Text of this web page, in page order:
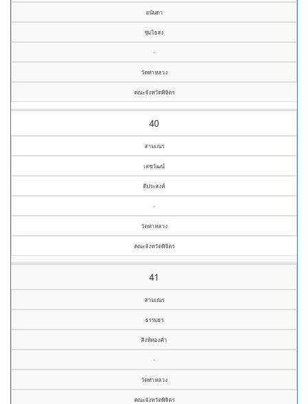
อนันดา
ชุ่มไธสง
-
วัดท่าหลวง
คณะจังหวัดพิจิตร
40
สามเณร
เตชวัฒน์
ดีประสงค์
-
วัดท่าหลวง
คณะจังหวัดพิจิตร
41
สามเณร
ธรรมธร
สิงห์ทองคำ
-
วัดท่าหลวง
คณะจังหวัดพิจิตร